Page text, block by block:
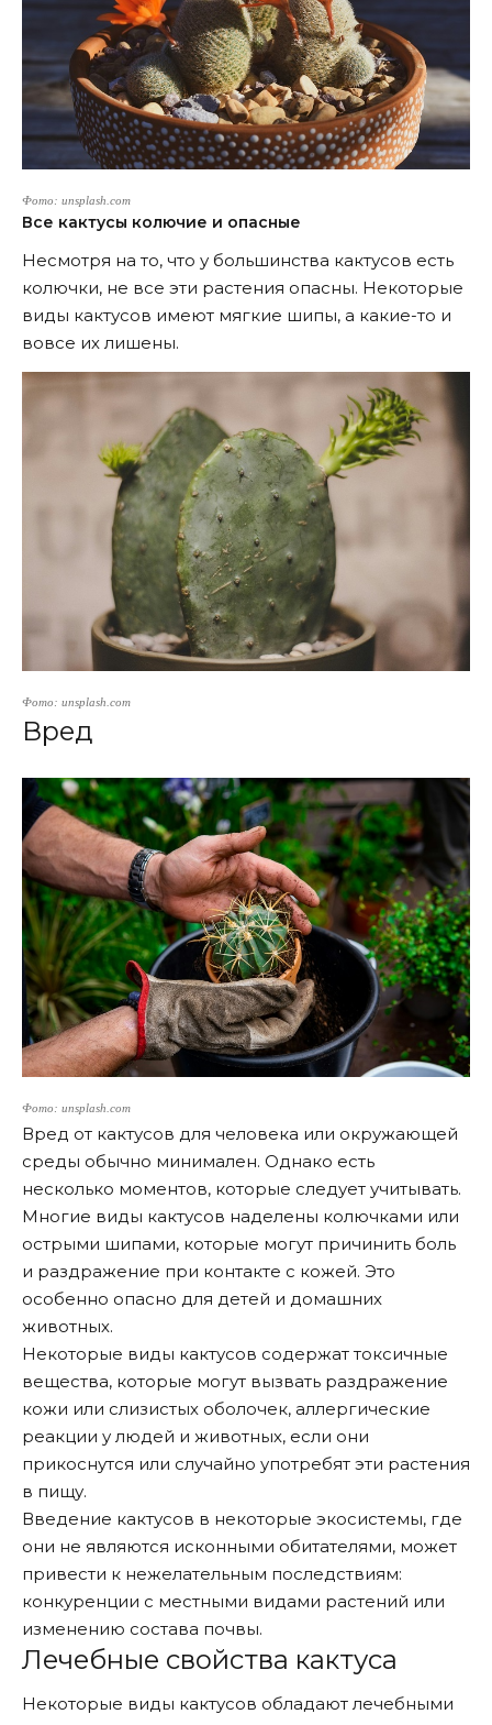
Фото: unsplash.com
Все кактусы колючие и опасные
Несмотря на то, что у большинства кактусов есть
колючки, не все эти растения опасны. Некоторые
виды кактусов имеют мягкие шипы, а какие-то и
вовсе их лишены.
Фото: unsplash.com
Вред
Фото: unsplash.com
Вред от кактусов для человека или окружающей
среды обычно минимален. Однако есть
несколько моментов, которые следует учитывать.
Многие виды кактусов наделены колючками или
острыми шипами, которые могут причинить боль
и раздражение при контакте с кожей. Это
особенно опасно для детей и домашних
животных.
Некоторые виды кактусов содержат токсичные
вещества, которые могут вызвать раздражение
кожи или слизистых оболочек, аллергические
реакции у людей и животных, если они
прикоснутся или случайно употребят эти растения
в пищу.
Введение кактусов в некоторые экосистемы, где
они не являются исконными обитателями, может
привести к нежелательным последствиям:
конкуренции с местными видами растений или
изменению состава почвы.
Лечебные свойства кактуса
Некоторые виды кактусов обладают лечебными